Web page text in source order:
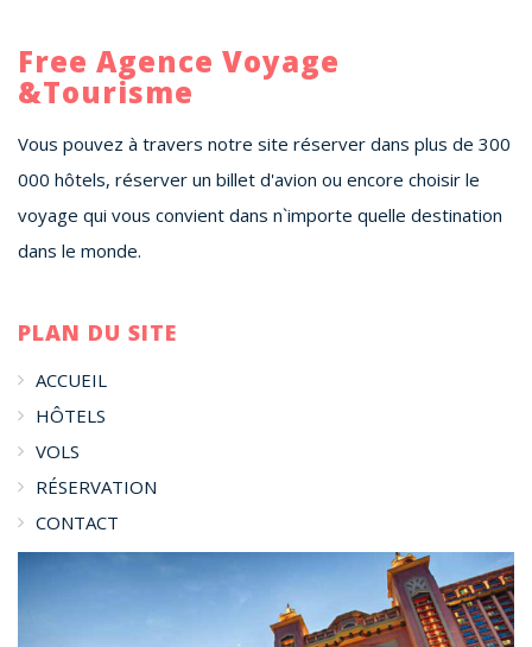
Free Agence Voyage
&Tourisme
Vous pouvez à travers notre site réserver dans plus de 300
000 hôtels, réserver un billet d'avion ou encore choisir le
voyage qui vous convient dans n`importe quelle destination
dans le monde.
PLAN DU SITE
ACCUEIL
HÔTELS
VOLS
RÉSERVATION
CONTACT